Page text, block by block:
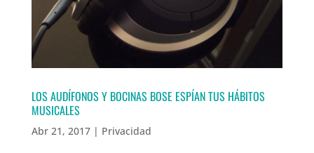
LOS AUDÍFONOS Y BOCINAS BOSE ESPÍAN TUS HÁBITOS
MUSICALES
Abr 21, 2017| Privacidad